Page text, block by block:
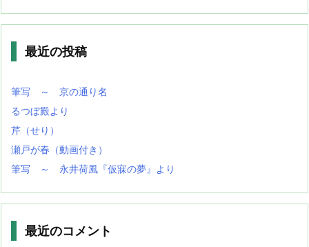
最近の投稿
筆写 ～ 京の通り名
るつぼ殿より
芹（せり）
瀬戸が春（動画付き）
筆写 ～ 永井荷風『仮寐の夢』より
最近のコメント